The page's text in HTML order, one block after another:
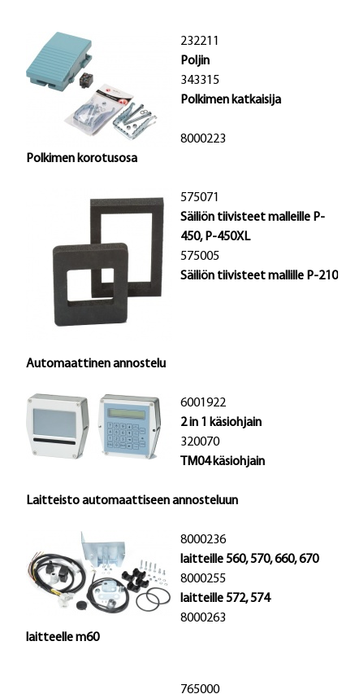
232211
Poljin
343315
Polkimen katkaisija
8000223
Polkimen korotusosa
575071
Säiliön tiivisteet malleille P-
450, P-450XL
575005
Säiliön tiivisteet mallille P-210
Automaattinen annostelu
6001922
2 in 1 käsiohjain
320070
TM04 käsiohjain
Laitteisto automaattiseen annosteluun
8000236
laitteille560, 570, 660, 670
8000255
laitteille572, 574
8000263
laitteellem60
765000